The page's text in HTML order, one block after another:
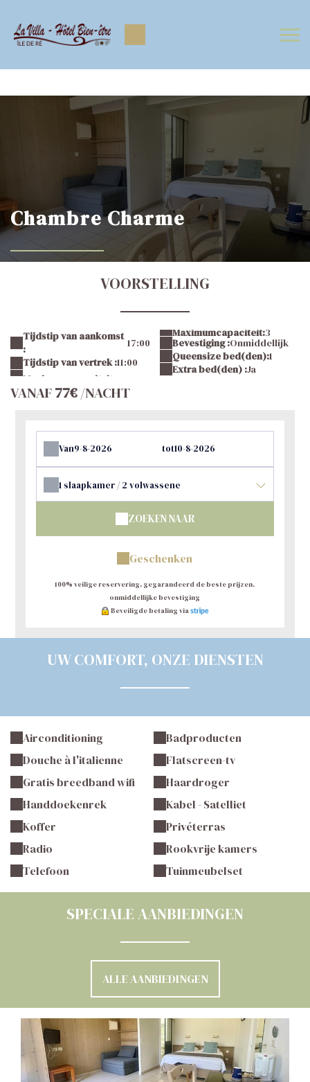
Chambre Charme
VOORSTELLING
Tijdstip van aankomst
:
17:00
Tijdstip van vertrek :11:00
Maximumcapaciteit:3
Bevestiging :Onmiddellijk
Queensize bed(den):1
Extra bed(den) :Ja
VANAF77€/NACHT
Van tot
1slaapkamer / 2volwassene
ZOEKEN NAAR
Geschenken
100% veilige reservering, gegarandeerd de beste prijzen,
onmiddellijke bevestiging
Beveiligde betaling via
UW COMFORT, ONZE DIENSTEN
Airconditioning
Badproducten
Douche à l'italienne
Flatscreen-tv
Gratis breedband wifi
Haardroger
Handdoekenrek
Kabel - Satelliet
Koffer
Privéterras
Radio
Rookvrije kamers
Telefoon
Tuinmeubelset
SPECIALE AANBIEDINGEN
ALLE AANBIEDINGEN